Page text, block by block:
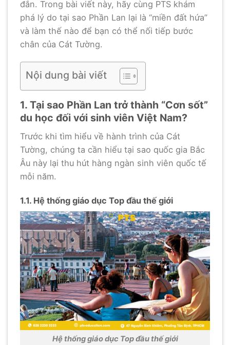
đắn. Trong bài viết này, hãy cùng PTS khám
phá lý do tại sao Phần Lan lại là “miền đất hứa”
và làm thế nào để bạn có thể nối tiếp bước
chân của Cát Tường.
Nội dung bài viết
1. Tại sao Phần Lan trở thành “Cơn sốt”
du học đối với sinh viên Việt Nam?
Trước khi tìm hiểu về hành trình của Cát
Tường, chúng ta cần hiểu tại sao quốc gia Bắc
Âu này lại thu hút hàng ngàn sinh viên quốc tế
mỗi năm.
1.1. Hệ thống giáo dục Top đầu thế giới
Hệ thống giáo dục Top đầu thế giới